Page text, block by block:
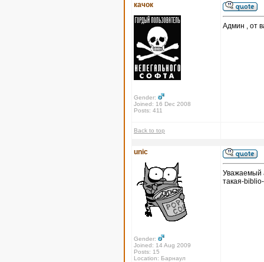
качок
Gender:
Joined: 16 Dec 2008
Posts: 411
Админ , от
Back to top
unic
Gender:
Joined: 14 Aug 2009
Posts: 15
Location: Барнаул
Уважаемый
такая-